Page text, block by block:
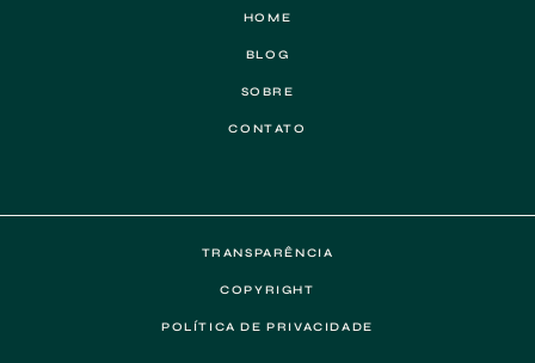
HOME
BLOG
SOBRE
CONTATO
TRANSPARÊNCIA
COPYRIGHT
POLÍTICA DE PRIVACIDADE